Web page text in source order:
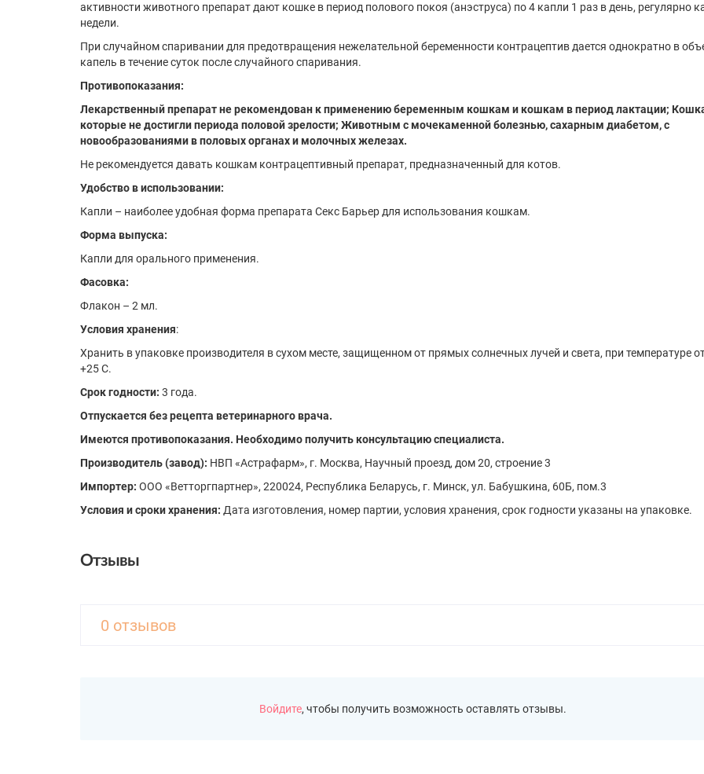
активности животного препарат дают кошке в период полового покоя (анэструса) по 4 капли 1 раз в день, регулярно
недели.
При случайном спаривании для предотвращения нежелательной беременности контрацептив дается однократно в
капель в течение суток после случайного спаривания.
Противопоказания:
Лекарственный препарат не рекомендован к применению беременным кошкам и кошкам в период лактации;
которые не достигли периода половой зрелости; Животным с мочекаменной болезнью, сахарным диабетом, с
новообразованиями в половых органах и молочных железах.
Не рекомендуется давать кошкам контрацептивный препарат, предназначенный для котов.
Удобство в использовании:
Капли – наиболее удобная форма препарата Секс Барьер для использования кошкам.
Форма выпуска:
Капли для орального применения.
Фасовка:
Флакон – 2 мл.
Условия хранения:
Хранить в упаковке производителя в сухом месте, защищенном от прямых солнечных лучей и света, при температуре
+25 С.
Срок годности: 3 года.
Отпускается без рецепта ветеринарного врача.
Имеются противопоказания. Необходимо получить консультацию специалиста.
Производитель (завод): НВП «Астрафарм», г. Москва, Научный проезд, дом 20, строение 3
Импортер: ООО «Ветторгпартнер», 220024, Республика Беларусь, г. Минск, ул. Бабушкина, 60Б, пом.3
Условия и сроки хранения: Дата изготовления, номер партии, условия хранения, срок годности указаны на упаковке.
Отзывы
0 отзывов
Войдите, чтобы получить возможность оставлять отзывы.